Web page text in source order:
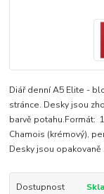
Diář denní A5 Elite -
stránce. Desky jsou
barvě potahu.Formát:
Chamois (krémový),
Desky jsou opakovaně
Dostupnost